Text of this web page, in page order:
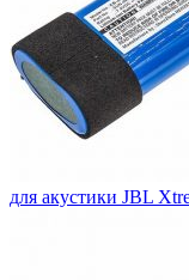
для акустики JBL